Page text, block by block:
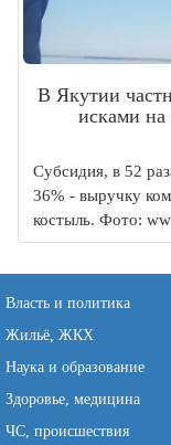
В Якутии
исками
Субсидия, в 52
36% - выручку
костыль. Фото:
Власть и политика
Жильё, ЖКХ
Наука и образование
Здоровье, медицина
ЧС, происшествия